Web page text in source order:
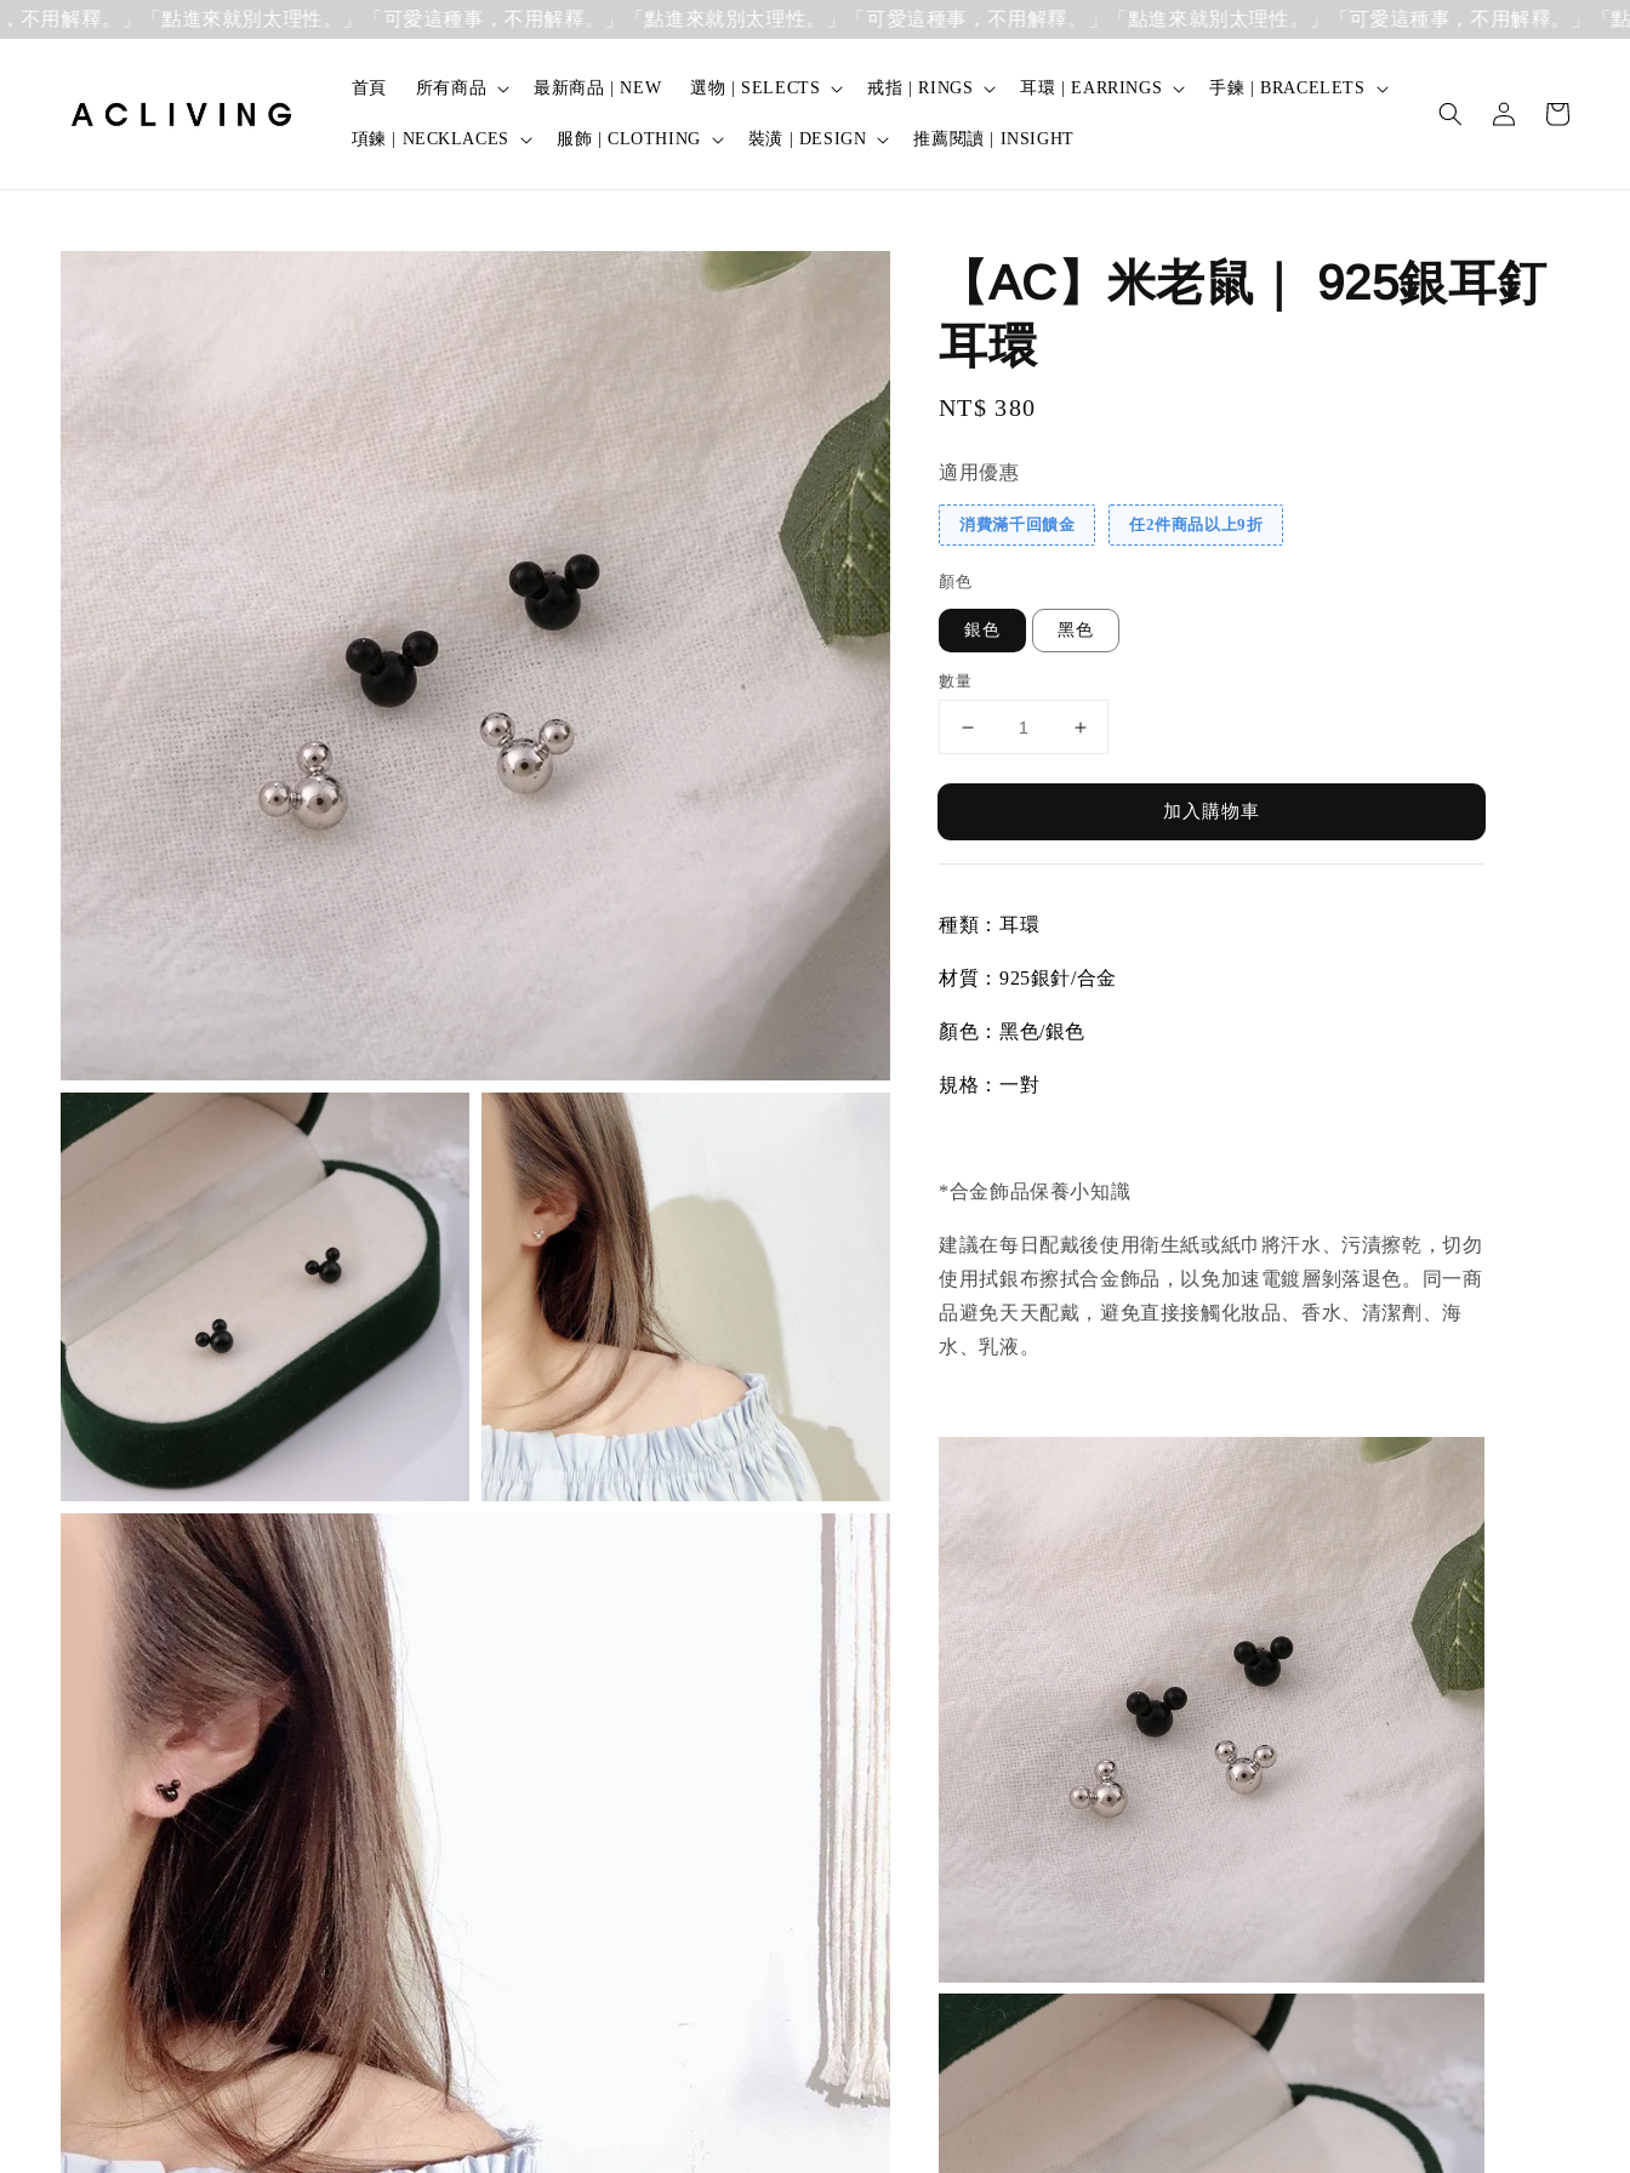
釋。」「點進來就別太理性。」「可愛這種事，不用解釋。」「點進來就別太理性。」「可愛這種事，不用解釋。」「點進來就別太理性。」「可愛這種事，不用解釋。」「點進來
首頁 所有商品 最新商品 | NEW 選物 | SELECTS 戒指 | RINGS 耳環 | EARRINGS 手鍊 | BRACELETS
項鍊 | NECKLACES 服飾 | CLOTHING 裝潢 | DESIGN 推薦閱讀 | INSIGHT
【AC】米老鼠｜ 925銀耳釘
耳環
Regular
NT$ 380
適用優惠
消費滿千回饋金 任2件商品以上9折
顏色
銀色 黑色
數量
加入購物車
種類：耳環
材質： 925銀針/合金
顏色：黑色/銀色
規格：一對
*合金飾品保養小知識
建議在每日配戴後使用衛生紙或紙巾將汗水、污漬擦乾，切勿
使用拭銀布擦拭合金飾品，以免加速電鍍層剝落退色。同一商
品避免天天配戴，避免直接接觸化妝品、香水、清潔劑、海
水、乳液。